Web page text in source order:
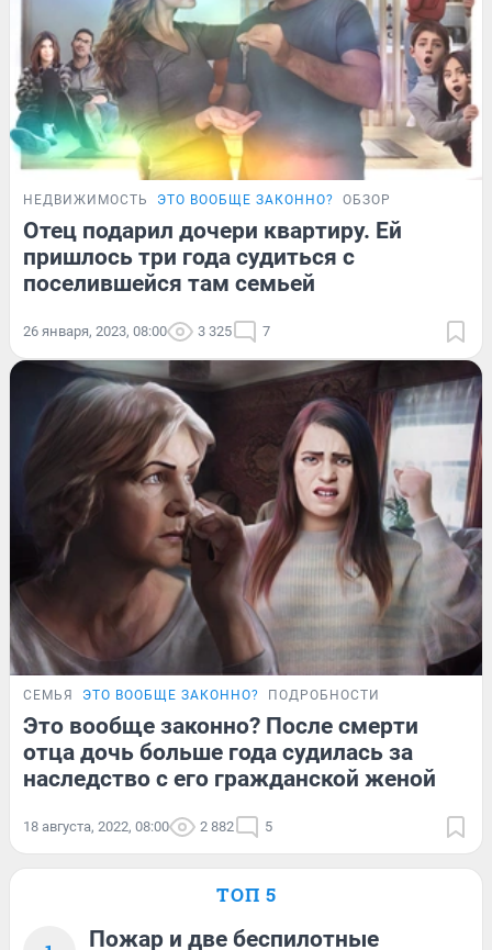
НЕДВИЖИМОСТЬ ЭТО ВООБЩЕ ЗАКОННО? ОБЗОР
Отец подарил дочери квартиру. Ей
пришлось три года судиться с
поселившейся там семьей
26 января, 2023, 08:00 3 325 7
СЕМЬЯ ЭТО ВООБЩЕ ЗАКОННО? ПОДРОБНОСТИ
Это вообще законно? После смерти
отца дочь больше года судилась за
наследство с его гражданской женой
18 августа, 2022, 08:00 2 882 5
ТОП 5
Пожар и две беспилотные